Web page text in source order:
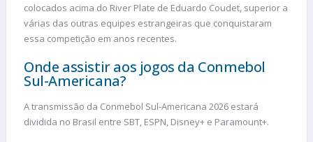
colocados acima do River Plate de Eduardo Coudet, superior a
várias das outras equipes estrangeiras que conquistaram
essa competição em anos recentes.
Onde assistir aos jogos da Conmebol
Sul-Americana?
A transmissão da Conmebol Sul-Americana 2026 estará
dividida no Brasil entre SBT, ESPN, Disney+ e Paramount+.